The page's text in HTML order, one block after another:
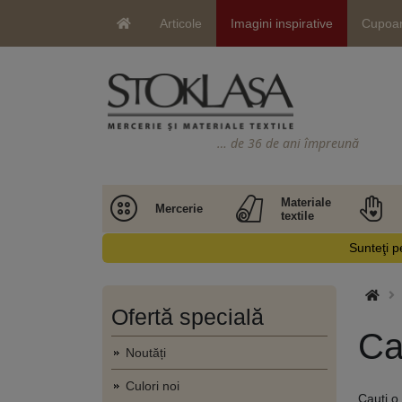
Articole Imagini inspirative
… de 36 de ani împreună
Mercerie
Materiale
textile
Sunteţi
Ofertă specială
Noutăți
Culori noi
Cauți o